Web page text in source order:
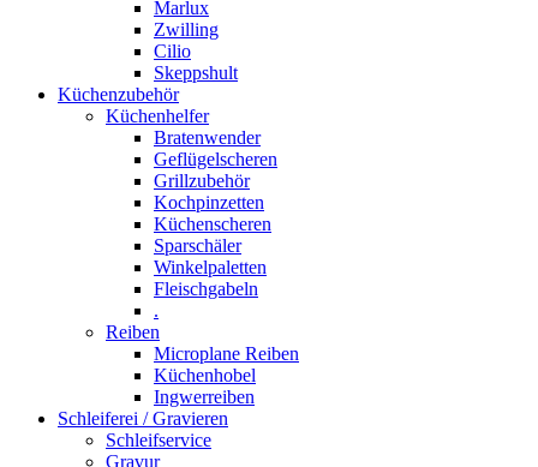
Marlux
Zwilling
Cilio
Skeppshult
Küchenzubehör
Küchenhelfer
Bratenwender
Geflügelscheren
Grillzubehör
Kochpinzetten
Küchenscheren
Sparschäler
Winkelpaletten
Fleischgabeln
.
Reiben
Microplane Reiben
Küchenhobel
Ingwerreiben
Schleiferei / Gravieren
Schleifservice
Gravur